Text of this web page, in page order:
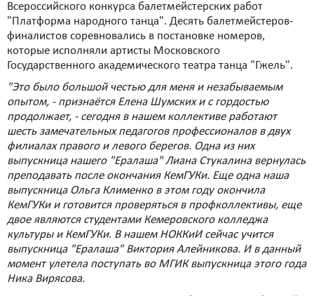
Всероссийского конкурса балетмейстерских работ
"Платформа народного танца". Десять балетмейстеров-
финалистов соревновались в постановке номеров,
которые исполняли артисты Московского
Государственного академического театра танца "Гжель".
"Это было большой честью для меня и незабываемым
опытом, - признаётся Елена Шумских и с гордостью
продолжает, - сегодня в нашем коллективе работают
шесть замечательных педагогов профессионалов в двух
филиалах правого и левого берегов. Одна из них
выпускница нашего "Ералаша" Лиана Стукалина вернулась
преподавать после окончания КемГУКи. Еще одна наша
выпускница Ольга Клименко в этом году окончила
КемГУКи и готовится проверяться в профколлективы, еще
двое являются студентами Кемеровского колледжа
культуры и КемГУКи. В нашем НОККиИ сейчас учится
выпускница "Ералаша" Виктория Алейникова. И в данный
момент улетела поступать во МГИК выпускница этого года
Ника Вирясова.